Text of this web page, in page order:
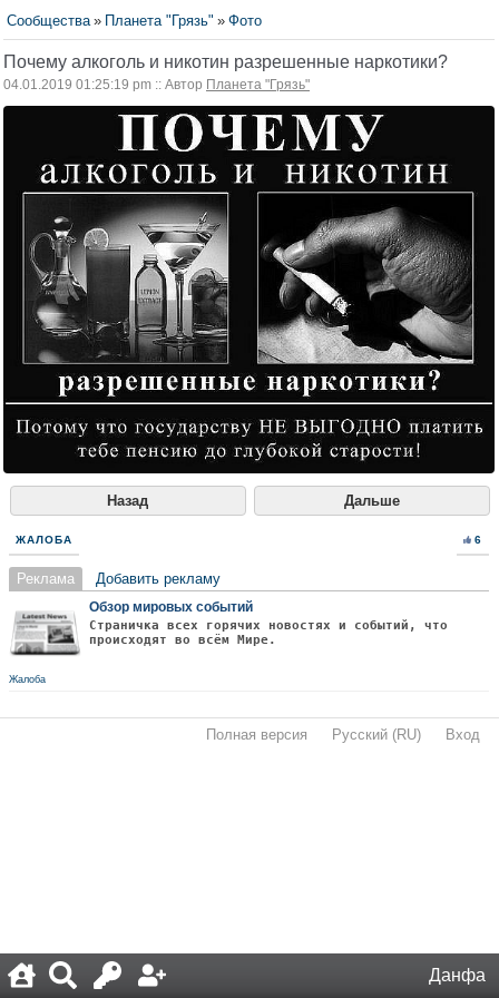
Данфа
Сообщества » Планета "Грязь" » Фото
Почему алкоголь и никотин разрешенные наркотики?
04.01.2019 01:25:19 pm :: Автор Планета "Грязь"
Назад Дальше
ЖАЛОБА 6
Реклама Добавить рекламу
Обзор мировых событий
Страничка всех горячих новостях и событий, что
происходят во всём Мире.
Жалоба
Полная версия Русский (RU) Вход